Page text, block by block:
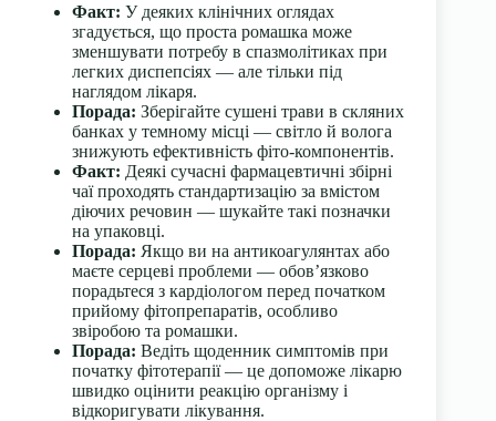
Факт: У деяких клінічних оглядах
згадується, що проста ромашка може
зменшувати потребу в спазмолітиках при
легких диспепсіях — але тільки під
наглядом лікаря.
Порада: Зберігайте сушені трави в скляних
банках у темному місці — світло й волога
знижують ефективність фіто-компонентів.
Факт: Деякі сучасні фармацевтичні збірні
чаї проходять стандартизацію за вмістом
діючих речовин — шукайте такі позначки
на упаковці.
Порада: Якщо ви на антикоагулянтах або
маєте серцеві проблеми — обов’язково
порадьтеся з кардіологом перед початком
прийому фітопрепаратів, особливо
звіробою та ромашки.
Порада: Ведіть щоденник симптомів при
початку фітотерапії — це допоможе лікарю
швидко оцінити реакцію організму і
відкоригувати лікування.